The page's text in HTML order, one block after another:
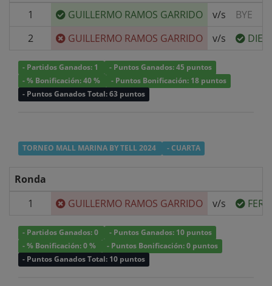
1
GUILLERMO RAMOS GARRIDO v/s
BYE
2
GUILLERMO RAMOS GARRIDO v/s
- Partidos Ganados: 1
- Puntos Ganados: 45 puntos
- % Bonificación: 40 %
- Puntos Bonificación: 18 puntos
- Puntos Ganados Total: 63 puntos
TORNEO MALL MARINA BY TELL 2024 - CUARTA
Ronda
1
GUILLERMO RAMOS GARRIDO v/s
- Partidos Ganados: 0
- Puntos Ganados: 10 puntos
- % Bonificación: 0 %
- Puntos Bonificación: 0 puntos
- Puntos Ganados Total: 10 puntos